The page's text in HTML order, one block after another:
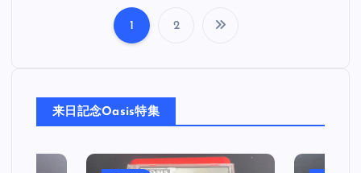
の
ペ
1 2
来日記念Oasis特集